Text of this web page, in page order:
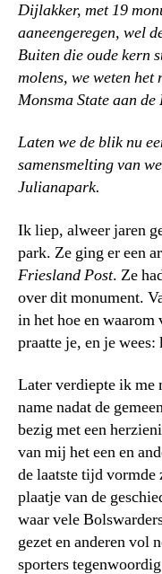
Dijlakker, met 19
aaneengeregen, wel
Buiten die oude kern
molens, we weten het
Monsma State aan
Laten we de blik nu
samensmelting van
Julianapark.
Ik liep, alweer jaren
park. Ze ging er een
Friesland Post. Ze
over dit monument.
in het hoe en
praatte je, en je
Later verdiepte ik me
name nadat de
bezig met een
van mij het een en
de laatste tijd
plaatje van de
waar vele
gezet en anderen vol
sporters